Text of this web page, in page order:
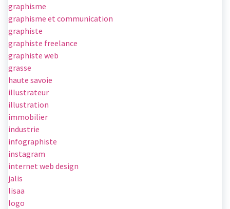
graphisme
graphisme et communication
graphiste
graphiste freelance
graphiste web
grasse
haute savoie
illustrateur
illustration
immobilier
industrie
infographiste
instagram
internet web design
jalis
lisaa
logo